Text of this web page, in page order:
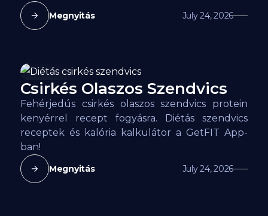
Megnyitás July 24, 2026
185 kcal
Csirkés Olaszos Szendvics
Fehérjedús csirkés olaszos szendvics protein
kenyérrel recept fogyásra. Diétás szendvics
receptek és kalória kalkulátor a GetFIT App-
ban!
Megnyitás July 24, 2026